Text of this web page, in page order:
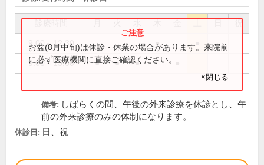
祝
9:00～12:30 ●
9:00～13:00 ● ● ●
お盆(8月中旬)は休診・休業の場合があります。来院前
に必ず医療機関に直接ご確認ください。
×閉じる
備考: しばらくの間、午後の外来診療を休診とし、午
前の外来診療のみの体制になります。
休診日: 日、祝